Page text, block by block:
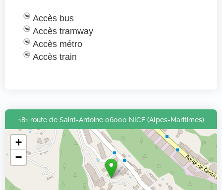
Accès bus
Accès tramway
Accès métro
Accès train
181 route de Saint-Antoine 06000 NICE (Alpes-Maritimes)
+
−